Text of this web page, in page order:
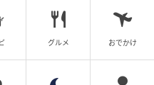
ケーキやレモンケーキ
グルメ おでかけ